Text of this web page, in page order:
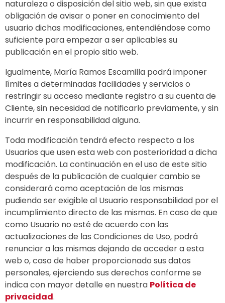
naturaleza o disposición del sitio web, sin que exista
obligación de avisar o poner en conocimiento del
usuario dichas modificaciones, entendiéndose como
suficiente para empezar a ser aplicables su
publicación en el propio sitio web.
Igualmente, María Ramos Escamilla podrá imponer
límites a determinadas facilidades y servicios o
restringir su acceso mediante registro a su cuenta de
Cliente, sin necesidad de notificarlo previamente, y sin
incurrir en responsabilidad alguna.
Toda modificación tendrá efecto respecto a los
Usuarios que usen esta web con posterioridad a dicha
modificación. La continuación en el uso de este sitio
después de la publicación de cualquier cambio se
considerará como aceptación de las mismas
pudiendo ser exigible al Usuario responsabilidad por el
incumplimiento directo de las mismas. En caso de que
como Usuario no esté de acuerdo con las
actualizaciones de las Condiciones de Uso, podrá
renunciar a las mismas dejando de acceder a esta
web o, caso de haber proporcionado sus datos
personales, ejerciendo sus derechos conforme se
indica con mayor detalle en nuestra Política de
privacidad.